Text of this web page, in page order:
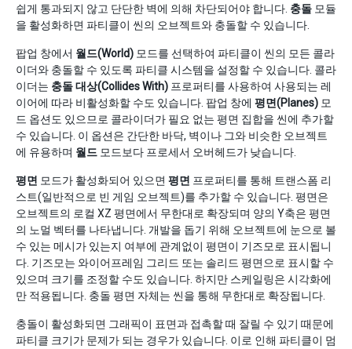
쉽게 통과되지 않고 단단한 벽에 의해 차단되어야 합니다. 충돌 모듈
을 활성화하면 파티클이 씬의 오브젝트와 충돌할 수 있습니다.
팝업 창에서 월드(World) 모드를 선택하여 파티클이 씬의 모든 콜라
이더와 충돌할 수 있도록 파티클 시스템을 설정할 수 있습니다. 콜라
이더는 충돌 대상(Collides With) 프로퍼티를 사용하여 사용되는 레
이어에 따라 비활성화할 수도 있습니다. 팝업 창에 평면(Planes) 모
드 옵션도 있으므로 콜라이더가 필요 없는 평면 집합을 씬에 추가할
수 있습니다. 이 옵션은 간단한 바닥, 벽이나 그와 비슷한 오브젝트
에 유용하며 월드 모드보다 프로세서 오버헤드가 낮습니다.
평면 모드가 활성화되어 있으면 평면 프로퍼티를 통해 트랜스폼 리
스트(일반적으로 빈 게임 오브젝트)를 추가할 수 있습니다. 평면은
오브젝트의 로컬 XZ 평면에서 무한대로 확장되며 양의 Y축은 평면
의 노멀 벡터를 나타냅니다. 개발을 돕기 위해 오브젝트에 눈으로 볼
수 있는 메시가 있는지 여부에 관계없이 평면이 기즈모로 표시됩니
다. 기즈모는 와이어프레임 그리드 또는 솔리드 평면으로 표시할 수
있으며 크기를 조정할 수도 있습니다. 하지만 스케일링은 시각화에
만 적용됩니다. 충돌 평면 자체는 씬을 통해 무한대로 확장됩니다.
충돌이 활성화되면 그래픽이 표면과 접촉할 때 잘릴 수 있기 때문에
파티클 크기가 문제가 되는 경우가 있습니다. 이로 인해 파티클이 멈